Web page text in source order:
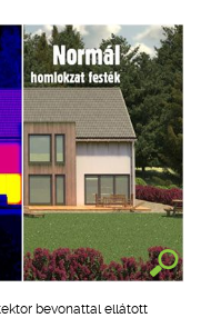
bevonattal ellátott